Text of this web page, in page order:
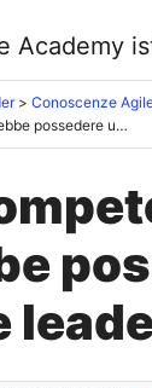
Conoscenze
Quali competenze dovrebbe possedere un agile leader?